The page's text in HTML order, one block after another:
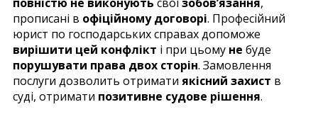
прописані в офіційному договорі. Професійний
юрист по господарських справах допоможе
вирішити цей конфлікт і при цьому не буде
порушувати права двох сторін. Замовлення
послуги дозволить отримати якісний захист в
суді, отримати позитивне судове рішення.